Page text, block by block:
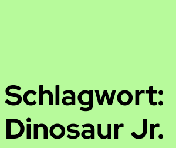
Schlagwort:
Dinosaur Jr.